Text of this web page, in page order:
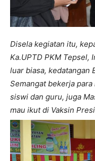
Disela kegiatan itu,
Ka.UPTD PKM Tepsel,
luar biasa, kedatangan
Semangat bekerja
siswi dan guru, juga
mau ikut di Vaksin